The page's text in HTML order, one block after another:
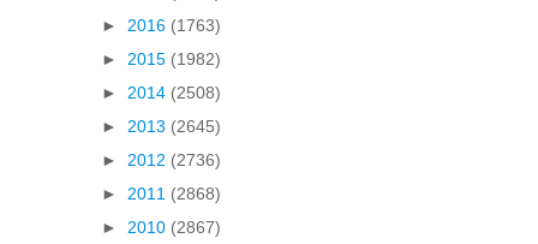
► 2016 (1763)
► 2015 (1982)
► 2014 (2508)
► 2013 (2645)
► 2012 (2736)
► 2011 (2868)
► 2010 (2867)